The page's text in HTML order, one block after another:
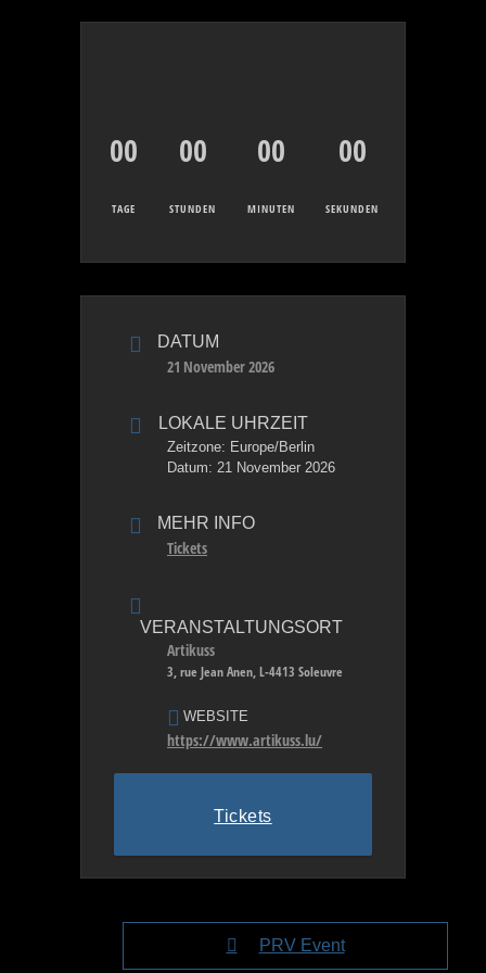
00
TAGE
00
STUNDEN
00
MINUTEN
00
SEKUNDEN
DATUM
21 November 2026
LOKALE UHRZEIT
Zeitzone: Europe/Berlin
Datum: 21 November 2026
MEHR INFO
Tickets
VERANSTALTUNGSORT
Artikuss
3, rue Jean Anen, L-4413 Soleuvre
WEBSITE
https://www.artikuss.lu/
Tickets
PRV Event